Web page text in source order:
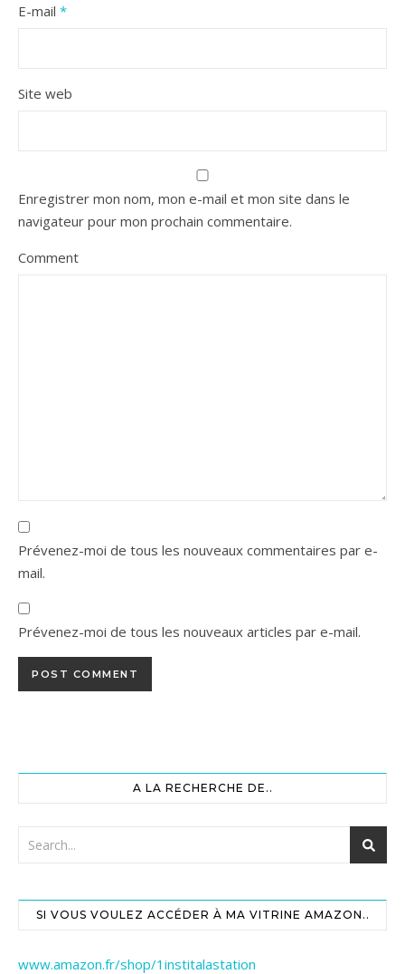
E-mail *
Site web
Enregistrer mon nom, mon e-mail et mon site dans le
navigateur pour mon prochain commentaire.
Comment
Prévenez-moi de tous les nouveaux commentaires par e-
mail.
Prévenez-moi de tous les nouveaux articles par e-mail.
A LA RECHERCHE DE..
SI VOUS VOULEZ ACCÉDER À MA VITRINE AMAZON..
www.amazon.fr/shop/1institalastation